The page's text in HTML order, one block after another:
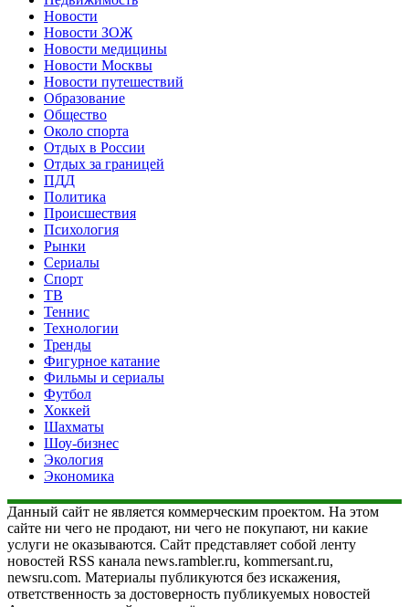
Новости
Новости ЗОЖ
Новости медицины
Новости Москвы
Новости путешествий
Образование
Общество
Около спорта
Отдых в России
Отдых за границей
ПДД
Политика
Происшествия
Психология
Рынки
Сериалы
Спорт
ТВ
Теннис
Технологии
Тренды
Фигурное катание
Фильмы и сериалы
Футбол
Хоккей
Шахматы
Шоу-бизнес
Экология
Экономика
Данный сайт не является коммерческим проектом. На этом
сайте ни чего не продают, ни чего не покупают, ни какие
услуги не оказываются. Сайт представляет собой ленту
новостей RSS канала news.rambler.ru, kommersant.ru,
newsru.com. Материалы публикуются без искажения,
ответственность за достоверность публикуемых новостей